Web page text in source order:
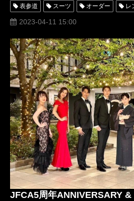
表参道 スーツ オーダー レ
オーダータキシード
名古屋 オーダータキシード東京
新郎衣装 レンタルタキシード東京
レンタルタキシード名古屋 横浜
タキシードオーダー東京 タキシード
タキシード靴 青山
オーダータキシード横浜 レンタルタ
シンガーソングライター スッキリ
宇宙戦隊キュウレンジャー 歌スタ
2023-04-11 15:00
JFCA5周年ANNIVERSARY &